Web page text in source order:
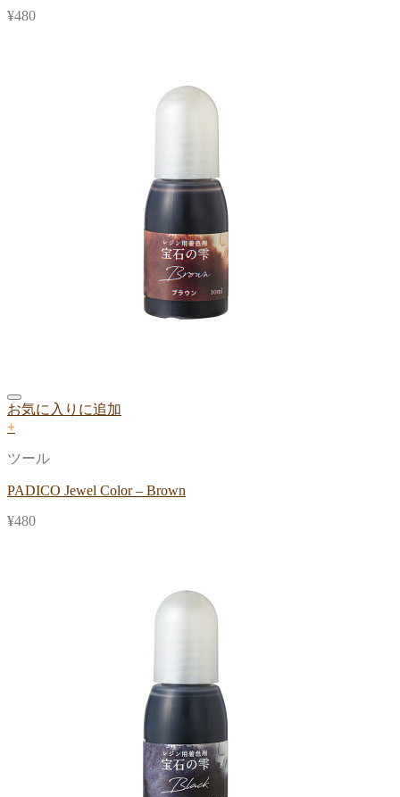
¥480
お気に入りに追加
+
ツール
PADICO Jewel Color – Brown
¥480